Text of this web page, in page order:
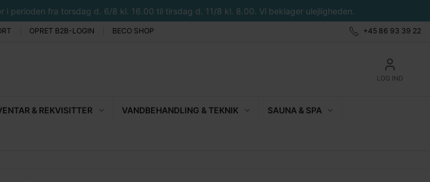
perioden fra torsdag d. 6/8 kl. 16.00 til tirsdag d. 11/8 kl. 8.00. Vi beklager ulejligheden.
OPRET B2B-LOGIN BECO SHOP +45 86 93 39 22
LOG IND
& REKVISITTER VANDBEHANDLING & TEKNIK SAUNA & SPA